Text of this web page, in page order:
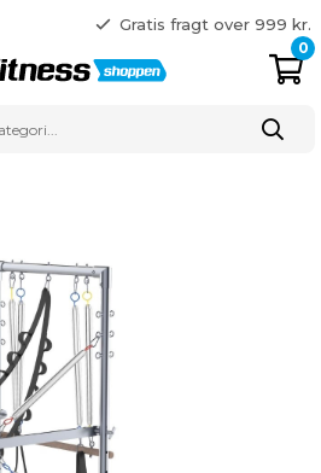
Gratis fragt over 999 kr.
41 128 128
0